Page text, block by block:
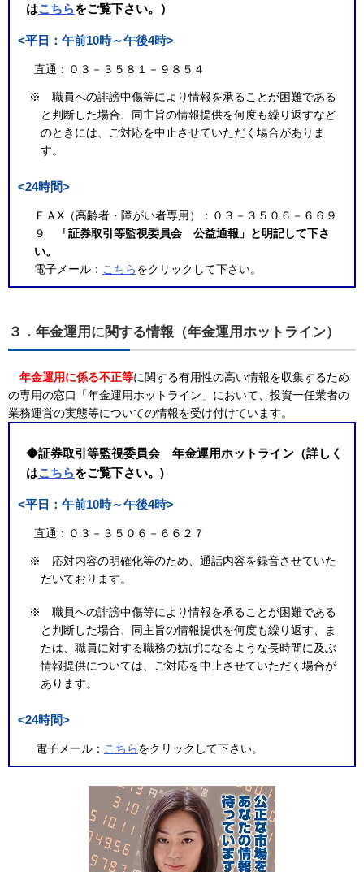
はこちらをご覧下さい。）
<平日：午前10時～午後4時>
直通：０３－３５８１－９８５４
※ 職員への誹謗中傷等により情報を承ることが困難である
と判断した場合、同主旨の情報提供を何度も繰り返すなど
のときには、ご対応を中止させていただく場合がありま
す。
<24時間>
ＦＡX（高齢者・障がい者専用）：０３－３５０６－６６９
９
「証券取引等監視委員会 公益通報」と明記して下さ
い。
電子メール： こちらをクリックして下さい。
３．年金運用に関する情報（年金運用ホットライン）
年金運用に係る不正等に関する有用性の高い情報を収集するため
の専用の窓口「年金運用ホットライン」において、投資一任業者の
業務運営の実態等についての情報を受け付けています。
◆証券取引等監視委員会 年金運用ホットライン（詳しく
はこちらをご覧下さい。)
<平日：午前10時～午後4時>
直通：０３－３５０６－６６２７
※ 応対内容の明確化等のため、通話内容を録音させていた
だいております。
※ 職員への誹謗中傷等により情報を承ることが困難である
と判断した場合、同主旨の情報提供を何度も繰り返す、ま
たは、職員に対する職務の妨げになるような長時間に及ぶ
情報提供については、ご対応を中止させていただく場合が
あります。
<24時間>
電子メール： こちらをクリックして下さい。